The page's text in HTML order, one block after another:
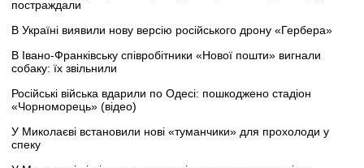
постраждали
В Україні виявили нову версію російського дрону «Гербера»
В Івано-Франківську співробітники «Нової пошти» вигнали
собаку: їх звільнили
Російські війська вдарили по Одесі: пошкоджено стадіон
«Чорноморець» (відео)
У Миколаєві встановили нові «туманчики» для прохолоди у
спеку